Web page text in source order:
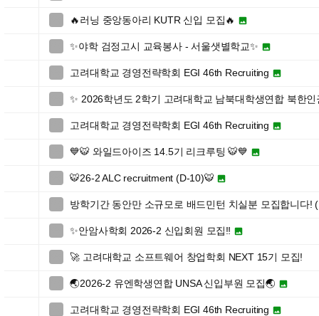
🔥러닝 중앙동아리 KUTR 신입 모집🔥 
✨야학 검정고시 교육봉사 - 서울샛별학교✨ 
고려대학교 경영전략학회 EGI 46th Recruiting 
✨ 2026학년도 2학기 고려대학교 남북대학생연합 북한
고려대학교 경영전략학회 EGI 46th Recruiting 
💙🐯 와일드아이즈 14.5기 리크루팅 🐯💙 
🐯26-2 ALC recruitment (D-10)🐯 
방학기간 동안만 소규모로 배드민턴 치실분 모집합니다!
✨안암사학회 2026-2 신입회원 모집‼️ 
🚀 고려대학교 소프트웨어 창업학회 NEXT 15기 모집!
🌏2026-2 유엔학생연합 UNSA 신입부원 모집🌏 
고려대학교 경영전략학회 EGI 46th Recruiting 